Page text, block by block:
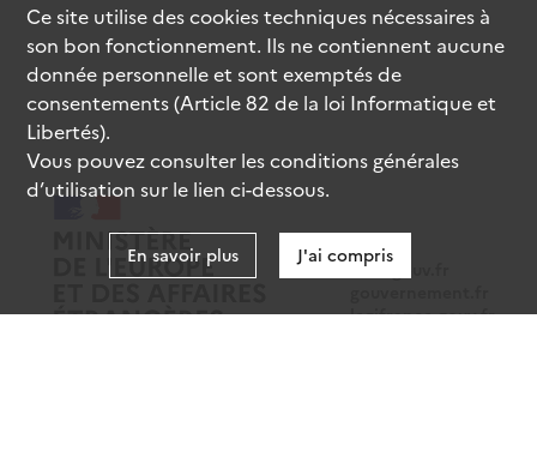
data.gouv.fr
legifrance.gouv.fr
Ce site utilise descookiestechniques nécessaires à
son bon fonctionnement. Ils ne contiennent aucune
donnée personnelle et sont exemptés de
consentements (Article 82 de la loi Informatique et
Libertés).
Vous pouvez consulter les conditions générales
d’utilisation sur le lien ci-dessous.
En savoir plus J'ai compris